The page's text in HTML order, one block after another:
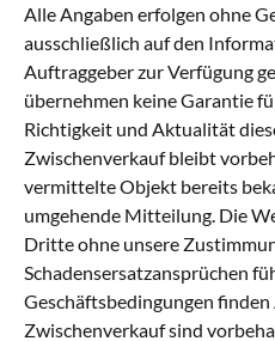
Alle Angaben erfolgen ohne
ausschließlich auf den
Auftraggeber zur Verfügung
übernehmen keine Garantie
Richtigkeit und Aktualität
Zwischenverkauf bleibt
vermittelte Objekt bereits
umgehende Mitteilung. Die
Dritte ohne unsere
Schadensersatzansprüchen
Geschäftsbedingungen
Zwischenverkauf sind